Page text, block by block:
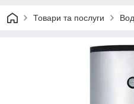
Товари та послуги